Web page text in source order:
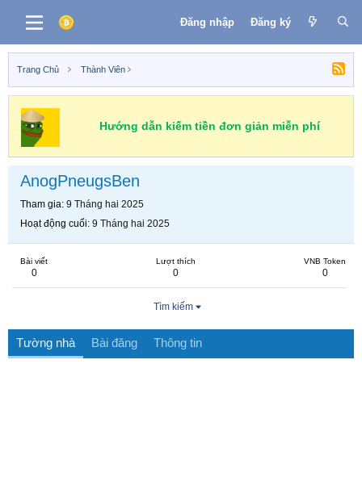
Đăng nhập Đăng ký
Trang Chủ Thành Viên
Hướng dẫn kiếm tiền đơn giản miễn phí
AnogPneugsBen
Tham gia 9 Tháng hai 2025
Hoạt động cuối 9 Tháng hai 2025
Bài viết
0
Lượt thích
0
VNB Token
0
Tìm kiếm
Tường nhà Bài đăng Thông tin